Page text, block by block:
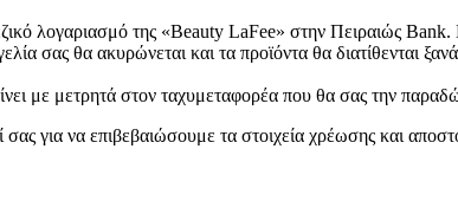
λογαριασμό της «Beauty LaFee» στην Πειραιώς
σας θα ακυρώνεται και τα προϊόντα θα διατίθενται
με μετρητά στον ταχυμεταφορέα που θα σας την
για να επιβεβαιώσουμε τα στοιχεία χρέωσης και